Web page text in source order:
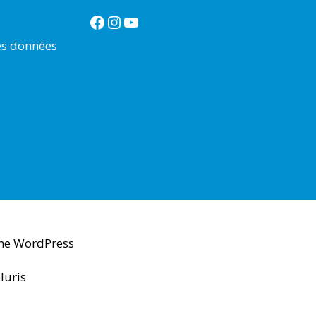
données
Facebook
Instagram
YouTube
WordPress